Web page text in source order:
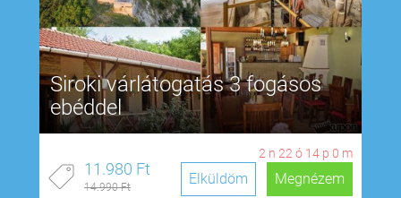
Siroki várlátogatás 3 fogásos
ebéddel
2n 22ó 13p 59 m
11.980 Ft
14.990 Ft Megnézem
Elküldöm